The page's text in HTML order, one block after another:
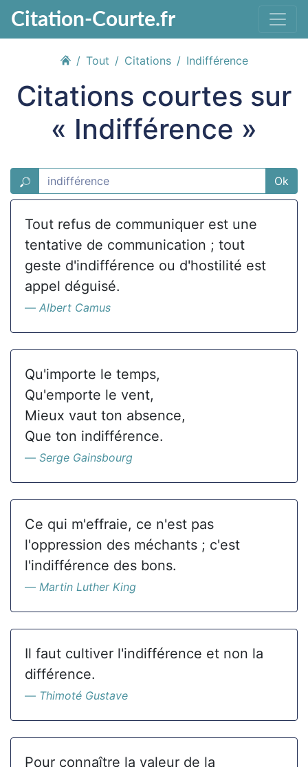
Citation-Courte.fr
Tout Citations Indifférence
Citations courtes sur
« Indifférence »
Ok
Tout refus de communiquer est une
tentative de communication ; tout
geste d'indifférence ou d'hostilité est
appel déguisé.
Albert Camus
Qu'importe le temps,
Qu'emporte le vent,
Mieux vaut ton absence,
Que ton indifférence.
Serge Gainsbourg
Ce qui m'effraie, ce n'est pas
l'oppression des méchants ; c'est
l'indifférence des bons.
Martin Luther King
Il faut cultiver l'indifférence et non la
différence.
Thimoté Gustave
Pour connaître la valeur de la